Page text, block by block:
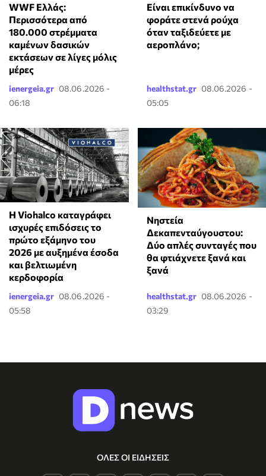
WWF Ελλάς:
Περισσότερα από
180.000 στρέμματα
καμένων δασικών
εκτάσεων σε λίγες μόλις
μέρες
ienergeia.gr 08.06.2026 -
06:18
⁠Είναι επικίνδυνο να
φοράτε στενά ρούχα
όταν ταξιδεύετε με
αεροπλάνο;
healthstat.gr 08.06.2026 -
05:05
Η Viohalco καταγράφει
ισχυρές επιδόσεις το
πρώτο εξάμηνο του
2026 με αυξημένα έσοδα
και βελτιωμένη
κερδοφορία
ienergeia.gr 08.06.2026 -
05:58
Νηστεία
Δεκαπενταύγουστου:
Δύο απλές συνταγές που
θα φτιάχνετε ξανά και
ξανά
healthstat.gr 08.06.2026 -
03:29
ΟΛΕΣ ΟΙ ΕΙΔΗΣΕΙΣ